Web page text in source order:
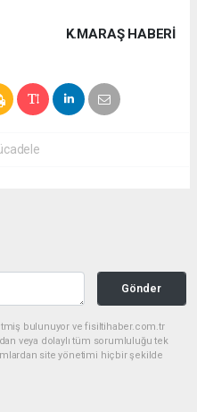
K.MARAŞ HABERİ
Gönder
bulunuyor ve fisiltihaber.com.tr
veya dolaylı tüm sorumluluğu tek
site yönetimi hiçbir şekilde